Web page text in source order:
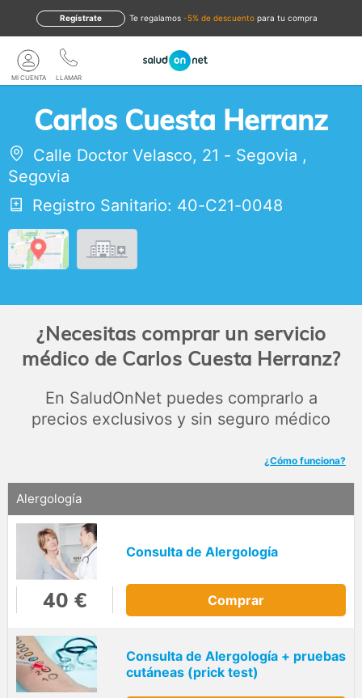
te regalamos -5% de descuento para tu compra
Regístrate
LLAMAR
MI CUENTA
Carlos Cuesta Herranz
Calle Doctor Velasco, 21 - Segovia ,
Segovia
Registro Sanitario: 40-C21-0048
¿Necesitas comprar un servicio
médico de Carlos Cuesta Herranz?
En SaludOnNet puedes comprarlo a
precios exclusivos y sin seguro médico
¿Cómo funciona?
Alergología
Consulta de Alergología
40 € Comprar
Consulta de Alergología + pruebas
cutáneas (prick test)